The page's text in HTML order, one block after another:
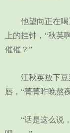
他望向正在喝
上的挂钟，“秋英
催催？”
江秋英放下豆
唇，“菁菁昨晚熬
“话是这么说，